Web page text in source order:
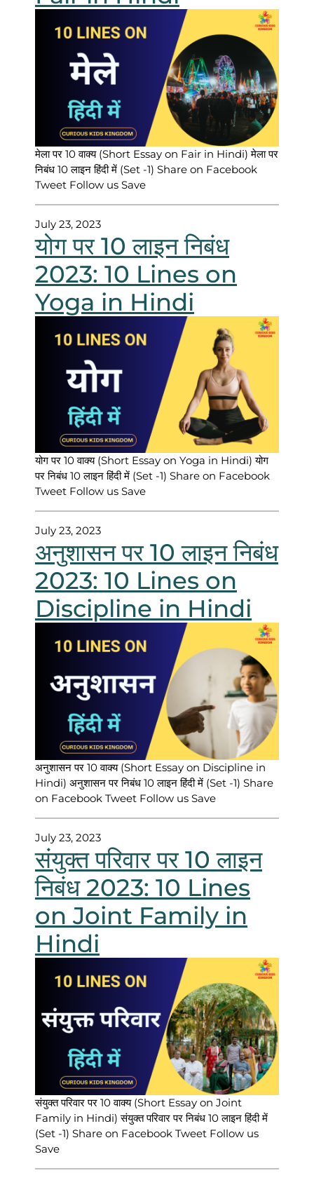
मेला पर 10 वाक्य (Short Essay on Fair in Hindi) मेला पर
निबंध 10 लाइन हिंदी में (Set -1) Share on Facebook
Tweet Follow us Save
July 23, 2023
योग पर 10 लाइन निबंध
2023: 10 Lines on
Yoga in Hindi
योग पर 10 वाक्य (Short Essay on Yoga in Hindi) योग
पर निबंध 10 लाइन हिंदी में (Set -1) Share on Facebook
Tweet Follow us Save
July 23, 2023
अनुशासन पर 10 लाइन निबंध
2023: 10 Lines on
Discipline in Hindi
अनुशासन पर 10 वाक्य (Short Essay on Discipline in
Hindi) अनुशासन पर निबंध 10 लाइन हिंदी में (Set -1) Share
on Facebook Tweet Follow us Save
July 23, 2023
संयुक्त परिवार पर 10 लाइन
निबंध 2023: 10 Lines
on Joint Family in
Hindi
संयुक्त परिवार पर 10 वाक्य (Short Essay on Joint
Family in Hindi) संयुक्त परिवार पर निबंध 10 लाइन हिंदी में
(Set -1) Share on Facebook Tweet Follow us
Save